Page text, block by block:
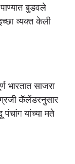
बुडवले
व्यक्त केली
भारतात साजरा
कॅलेंडरनुसार
पंचांग यांच्या मते